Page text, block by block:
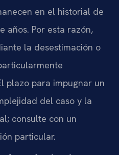
en el historial de
años. Por esta razón,
la desestimación o
plazo para impugnar un
del caso y la
consulte con un
particular.